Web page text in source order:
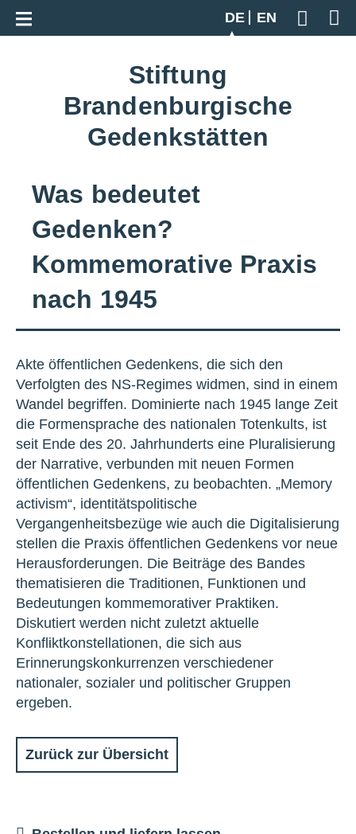
DE
EN
Geben
Zur Gesamtübersicht
Stiftung
Brandenburgische
Gedenkstätten
Was bedeutet
Gedenken?
Kommemorative Praxis
nach 1945
Akte öffentlichen Gedenkens, die sich den
Verfolgten des NS-Regimes widmen, sind in einem
Wandel begriffen. Dominierte nach 1945 lange Zeit
die Formensprache des nationalen Totenkults, ist
seit Ende des 20. Jahrhunderts eine Pluralisierung
der Narrative, verbunden mit neuen Formen
öffentlichen Gedenkens, zu beobachten. „Memory
activism“, identitätspolitische
Vergangenheitsbezüge wie auch die Digitalisierung
stellen die Praxis öffentlichen Gedenkens vor neue
Herausforderungen. Die Beiträge des Bandes
thematisieren die Traditionen, Funktionen und
Bedeutungen kommemorativer Praktiken.
Diskutiert werden nicht zuletzt aktuelle
Konfliktkonstellationen, die sich aus
Erinnerungskonkurrenzen verschiedener
nationaler, sozialer und politischer Gruppen
ergeben.
Zurück zur Übersicht